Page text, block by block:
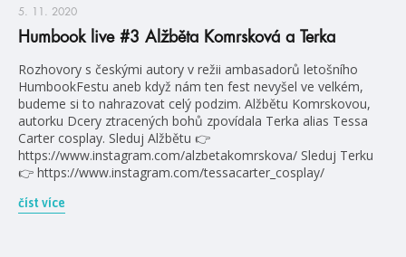
5. 11. 2020
Humbook live #3 Alžběta Komrsková a Terka
Rozhovory s českými autory v režii ambasadorů letošního
HumbookFestu aneb když nám ten fest nevyšel ve velkém,
budeme si to nahrazovat celý podzim. Alžbětu Komrskovou,
autorku Dcery ztracených bohů zpovídala Terka alias Tessa
Carter cosplay. Sleduj Alžbětu 👉
https://www.instagram.com/alzbetakomrskova/ Sleduj Terku
👉 https://www.instagram.com/tessacarter_cosplay/
číst více